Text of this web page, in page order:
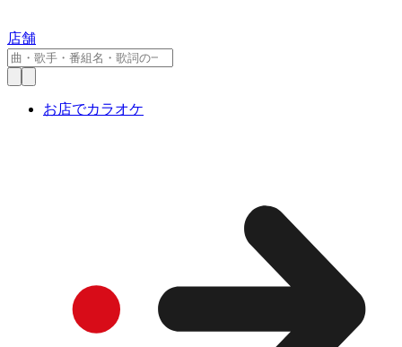
店舗
お店でカラオケ